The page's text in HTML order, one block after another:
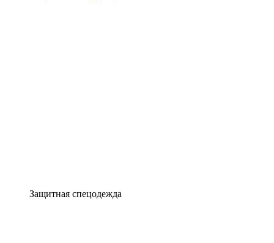
Защитная спецодежда